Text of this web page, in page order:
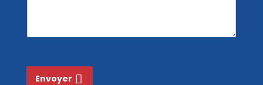
Envoyer